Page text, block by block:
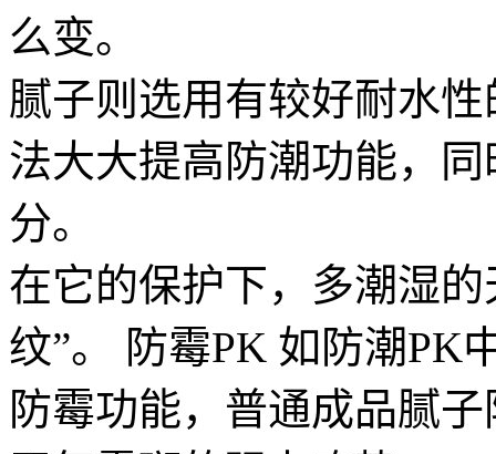
么变。
腻子则选用有较好耐水
法大大提高防潮功能，
分。
在它的保护下，多潮湿
纹”。 防霉PK 如防潮PK
防霉功能，普通成品腻